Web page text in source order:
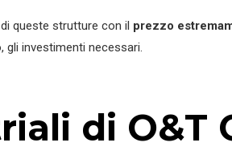
queste strutture con il prezzo
investimenti necessari.
di O&T